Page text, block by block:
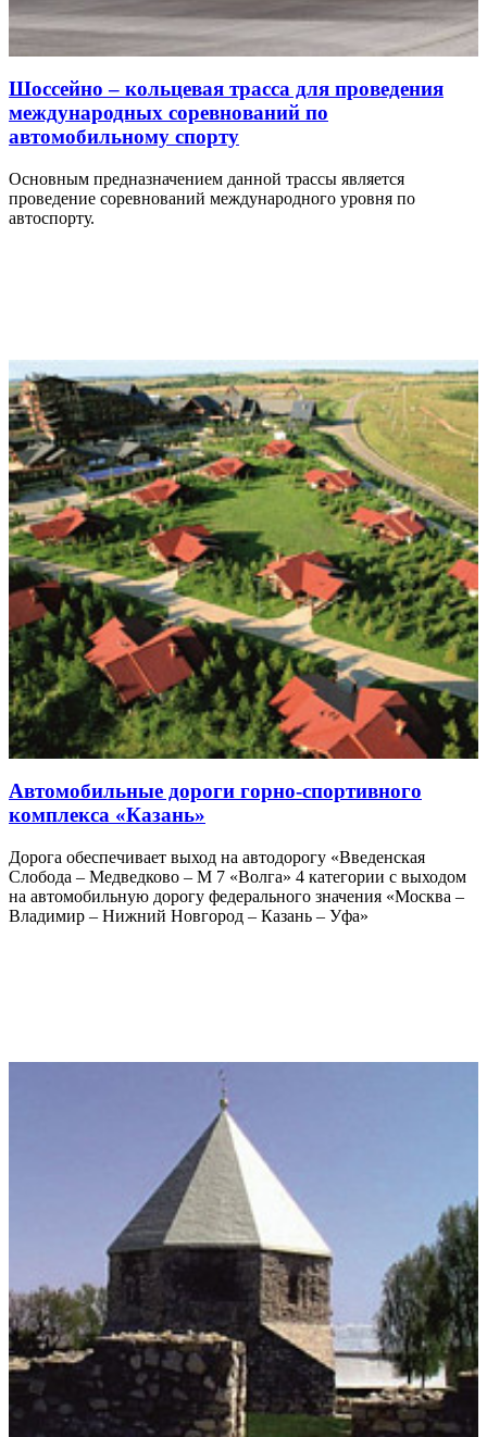
Шоссейно – кольцевая трасса для проведения
международных соревнований по
автомобильному спорту
Основным предназначением данной трассы является
проведение соревнований международного уровня по
автоспорту.
Автомобильные дороги горно-спортивного
комплекса «Казань»
Дорога обеспечивает выход на автодорогу «Введенская
Слобода – Медведково – М 7 «Волга» 4 категории с выходом
на автомобильную дорогу федерального значения «Москва –
Владимир – Нижний Новгород – Казань – Уфа»